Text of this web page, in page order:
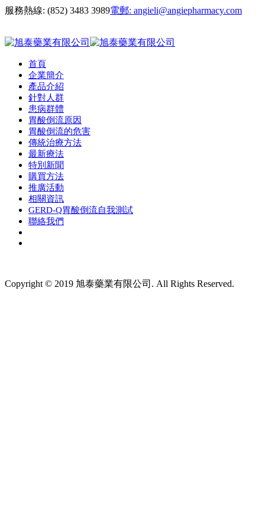
服務熱線: (852) 3483 3989電郵: angieli@angiepharmacy.com
首頁
企業簡介
產品介紹
針對人群
患病群體
胃酸倒流原因
胃酸倒流的危害
傳統治療方法
最新療法
特別新聞
購買方法
推廣活動
相關資訊
GERD-Q胃酸倒流自我測試
聯絡我們
Copyright © 2019 旭泰藥業有限公司. All Rights Reserved.